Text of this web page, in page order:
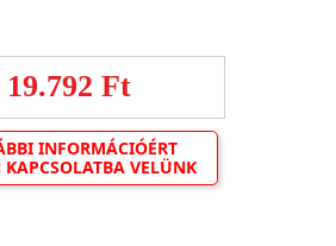
19.792 Ft
INFORMÁCIÓÉRT
KAPCSOLATBA VELÜNK